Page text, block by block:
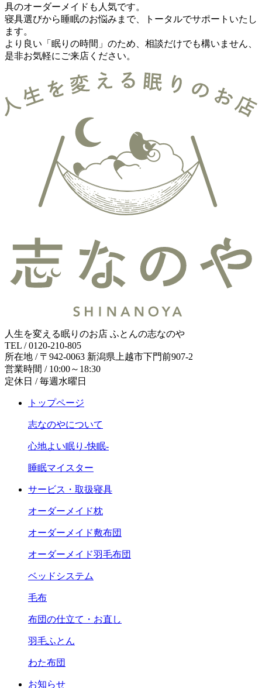
具のオーダーメイドも人気です。
寝具選びから睡眠のお悩みまで、トータルでサポートいたし
ます。
より良い「眠りの時間」のため、相談だけでも構いません、
是非お気軽にご来店ください。
人生を変える眠りのお店 ふとんの志なのや
TEL / 0120-210-805
所在地 / 〒942-0063 新潟県上越市下門前907-2
営業時間 / 10:00～18:30
定休日 / 毎週水曜日
トップページ
志なのやについて
心地よい眠り-快眠-
睡眠マイスター
サービス・取扱寝具
オーダーメイド枕
オーダーメイド敷布団
オーダーメイド羽毛布団
ベッドシステム
毛布
布団の仕立て・お直し
羽毛ふとん
わた布団
お知らせ